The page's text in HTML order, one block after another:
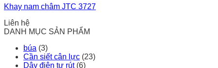
Khay nam châm JTC 3727
Liên hệ
DANH MỤC SẢN PHẨM
búa (3)
Cần siết cân lực (23)
Dây điện tự rút (6)